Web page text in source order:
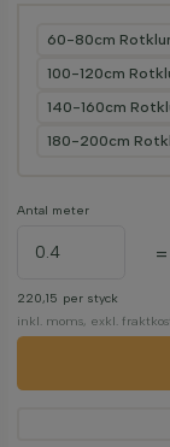
60-80cm
100-120cm
140-160cm
180-200cm
Antal meter
=
220,15 per styck
inkl. moms, exkl.